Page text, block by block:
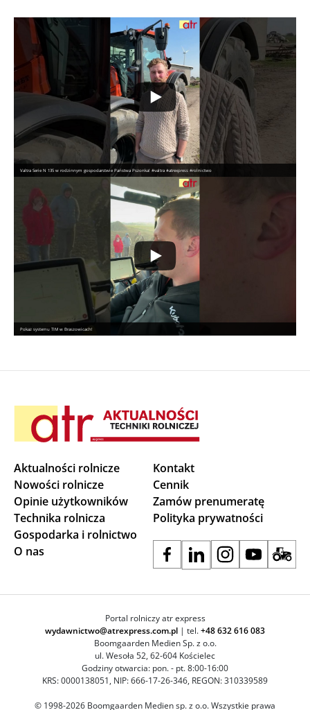
Valtra Serie N 135 w rodzinnym gospodarstwie Państwa Pszonka! #valtra #atrexpress #rolnictwo
Pokaz systemu TIM w Braszowicach!
Aktualności rolnicze
Nowości rolnicze
Opinie użytkowników
Technika rolnicza
Gospodarka i rolnictwo
O nas
Kontakt
Cennik
Zamów prenumeratę
Polityka prywatności
Portal rolniczy atr express
wydawnictwo@atrexpress.com.pl | tel.+48 632 616 083
Boomgaarden Medien Sp. z o.o.
ul. Wesoła 52, 62-604 Kościelec
Godziny otwarcia: pon. - pt. 8:00-16:00
KRS: 0000138051, NIP: 666-17-26-346, REGON: 310339589
© 1998-2026 Boomgaarden Medien sp. z o.o. Wszystkie prawa